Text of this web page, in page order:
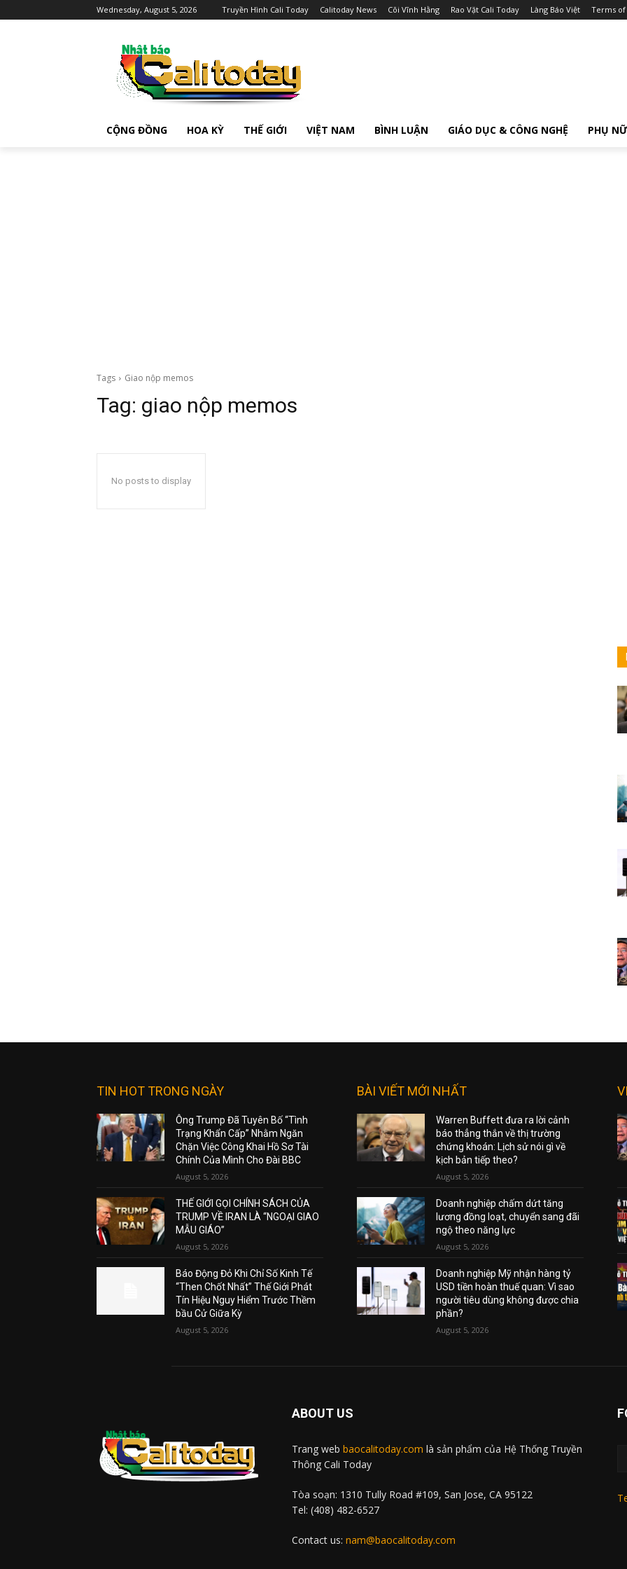
Wednesday, August 5, 2026 Truyền Hình Cali Today Calitoday News Cõi Vĩnh Hằng Rao Vặt Cali Today Làng Báo Việt Terms of
CỘNG ĐỒNG HOA KỲ THẾ GIỚI VIỆT NAM BÌNH LUẬN GIÁO DỤC & CÔNG NGHỆ PHỤ NỮ
Tags Giao nộp memos
Tag: giao nộp memos
No posts to display
TIN HOT TRONG NGÀY
Ông Trump Đã Tuyên Bố “Tình
Trạng Khẩn Cấp” Nhằm Ngăn
Chặn Việc Công Khai Hồ Sơ Tài
Chính Của Mình Cho Đài BBC
August 5, 2026
THẾ GIỚI GỌI CHÍNH SÁCH CỦA
TRUMP VỀ IRAN LÀ “NGOẠI GIAO
MẪU GIÁO”
August 5, 2026
Báo Động Đỏ Khi Chỉ Số Kinh Tế
“Then Chốt Nhất” Thế Giới Phát
Tín Hiệu Nguy Hiểm Trước Thềm
bầu Cử Giữa Kỳ
August 5, 2026
BÀI VIẾT MỚI NHẤT
Warren Buffett đưa ra lời cảnh
báo thẳng thắn về thị trường
chứng khoán: Lịch sử nói gì về
kịch bản tiếp theo?
August 5, 2026
Doanh nghiệp chấm dứt tăng
lương đồng loạt, chuyển sang đãi
ngộ theo năng lực
August 5, 2026
Doanh nghiệp Mỹ nhận hàng tỷ
USD tiền hoàn thuế quan: Vì sao
người tiêu dùng không được chia
phần?
August 5, 2026
ABOUT US
Trang web baocalitoday.com là sản phẩm của Hệ Thống Truyền
Thông Cali Today
Tòa soạn: 1310 Tully Road #109, San Jose, CA 95122
Tel: (408) 482-6527
Contact us: nam@baocalitoday.com